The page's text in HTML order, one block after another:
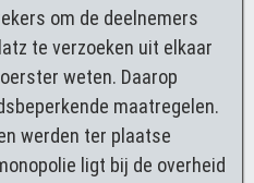
om de deelnemers
te verzoeken uit elkaar
weten. Daarop
maatregelen.
werden ter plaatse
ligt bij de overheid